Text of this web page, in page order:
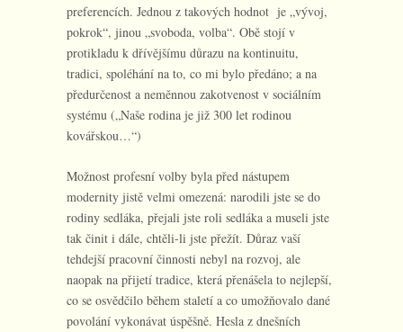
preferencích. Jednou z takových hodnot je „vývoj,
pokrok“, jinou „svoboda, volba“. Obě stojí v
protikladu k dřívějšímu důrazu na kontinuitu,
tradici, spoléhání na to, co mi bylo předáno; a na
předurčenost a neměnnou zakotvenost v sociálním
systému („Naše rodina je již 300 let rodinou
kovářskou…“)
Možnost profesní volby byla před nástupem
modernity jistě velmi omezená: narodili jste se do
rodiny sedláka, přejali jste roli sedláka a museli jste
tak činit i dále, chtěli-li jste přežít. Důraz vaší
tehdejší pracovní činnosti nebyl na rozvoj, ale
naopak na přijetí tradice, která přenášela to nejlepší,
co se osvědčilo během staletí a co umožňovalo dané
povolání vykonávat úspěšně. Hesla z dnešních